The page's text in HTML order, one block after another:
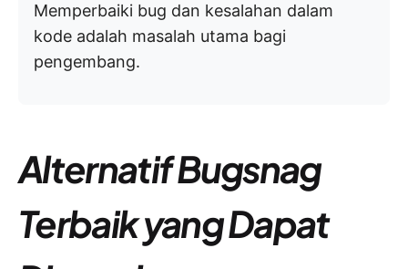
Memperbaiki bug dan kesalahan dalam
kode adalah masalah utama bagi
pengembang.
Alternatif Bugsnag
Terbaik yang Dapat